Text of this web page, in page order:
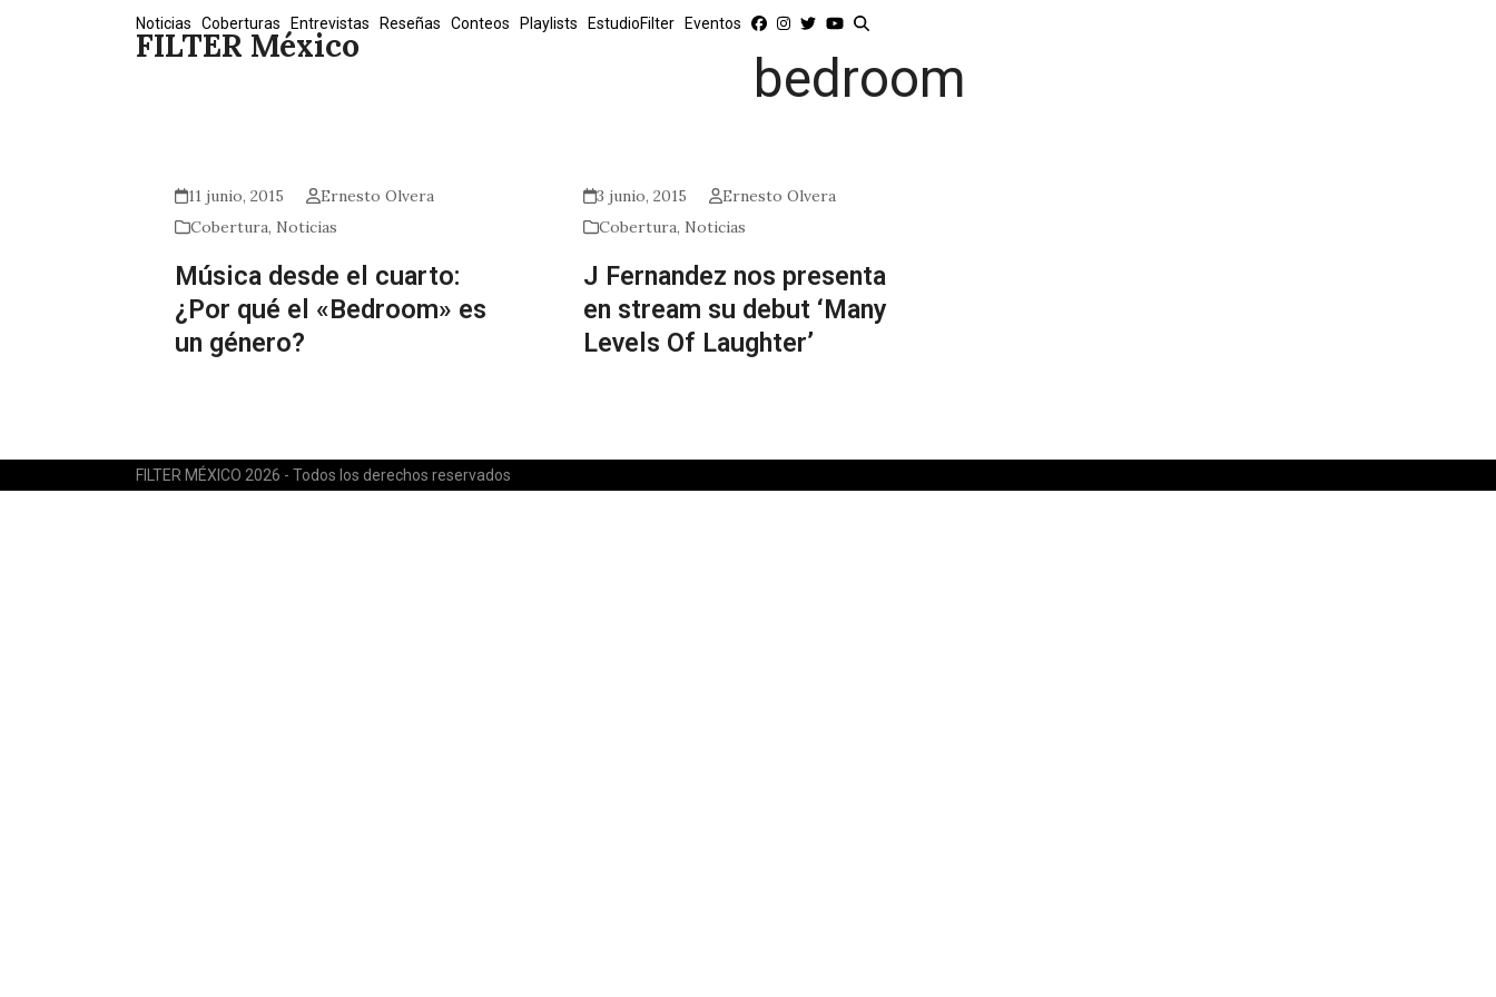
FILTER México
Noticias Coberturas Entrevistas Reseñas Conteos Playlists EstudioFilter Eventos
bedroom
11 junio, 2015
Ernesto Olvera
Cobertura, Noticias
Música desde el cuarto:
¿Por qué el «Bedroom» es
un género?
3 junio, 2015
Ernesto Olvera
Cobertura, Noticias
J Fernandez nos presenta
en stream su debut ‘Many
Levels Of Laughter’
FILTER MÉXICO 2026 - Todos los derechos reservados